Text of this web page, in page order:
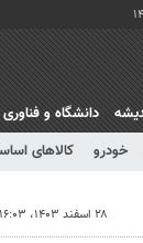
دانشگاه و فناوری
خودرو کالاهای
۲۸ اسفند ۱۴۰۳، ۱۶:۰۳